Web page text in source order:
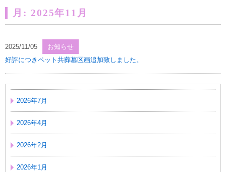
月: 2025年11月
2025/11/05
お知らせ
好評につきペット共葬墓区画追加致しました。
2026年7月
2026年4月
2026年2月
2026年1月